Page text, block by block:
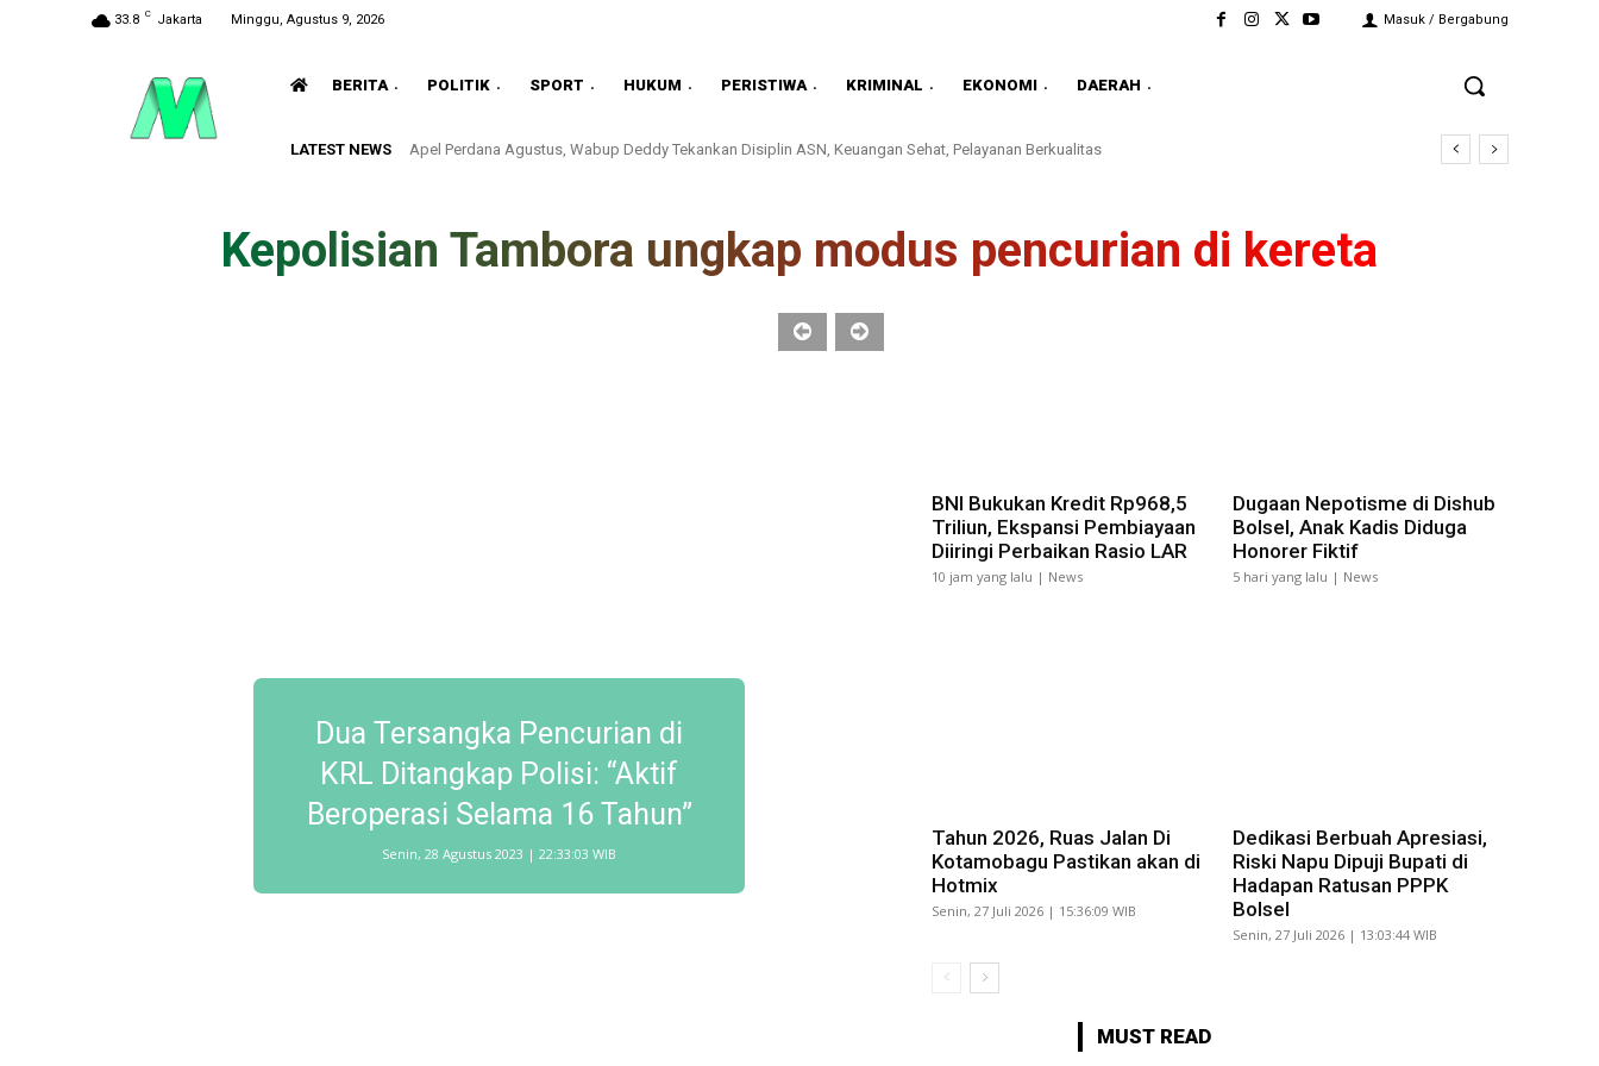
33.8 C Jakarta Minggu, Agustus 9, 2026 Masuk / Bergabung
BERITA POLITIK SPORT HUKUM PERISTIWA KRIMINAL EKONOMI DAERAH
LATEST NEWS Apel Perdana Agustus, Wabup Deddy Tekankan Disiplin ASN, Keuangan Sehat, Pelayanan Berkualitas
Kepolisian Tambora ungkap modus pencurian di kereta
Dua Tersangka Pencurian di
KRL Ditangkap Polisi: “Aktif
Beroperasi Selama 16 Tahun”
Senin, 28 Agustus 2023 | 22:33:03 WIB
BNI Bukukan Kredit Rp968,5
Triliun, Ekspansi Pembiayaan
Diiringi Perbaikan Rasio LAR
10 jam yang lalu | News
Dugaan Nepotisme di Dishub
Bolsel, Anak Kadis Diduga
Honorer Fiktif
5 hari yang lalu | News
Tahun 2026, Ruas Jalan Di
Kotamobagu Pastikan akan di
Hotmix
Senin, 27 Juli 2026 | 15:36:09 WIB
Dedikasi Berbuah Apresiasi,
Riski Napu Dipuji Bupati di
Hadapan Ratusan PPPK
Bolsel
Senin, 27 Juli 2026 | 13:03:44 WIB
MUST READ